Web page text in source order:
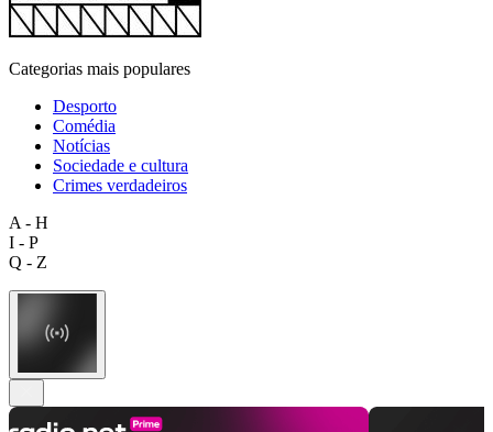
Categorias mais populares
Desporto
Comédia
Notícias
Sociedade e cultura
Crimes verdadeiros
A - H
I - P
Q - Z